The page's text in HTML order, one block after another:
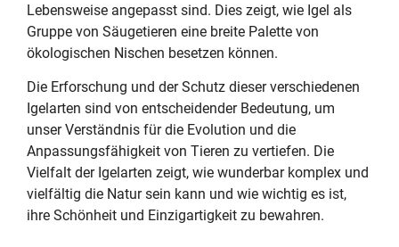
Lebensweise angepasst sind. Dies zeigt, wie Igel als
Gruppe von Säugetieren eine breite Palette von
ökologischen Nischen besetzen können.
Die Erforschung und der Schutz dieser verschiedenen
Igelarten sind von entscheidender Bedeutung, um
unser Verständnis für die Evolution und die
Anpassungsfähigkeit von Tieren zu vertiefen. Die
Vielfalt der Igelarten zeigt, wie wunderbar komplex und
vielfältig die Natur sein kann und wie wichtig es ist,
ihre Schönheit und Einzigartigkeit zu bewahren.